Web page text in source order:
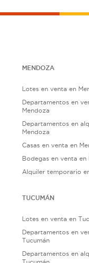
MENDOZA
Lotes en venta en
Departamentos en
Mendoza
Departamentos en
Mendoza
Casas en venta en
Bodegas en venta en
Alquiler temporario
TUCUMÁN
Lotes en venta en
Departamentos en
Tucumán
Departamentos en